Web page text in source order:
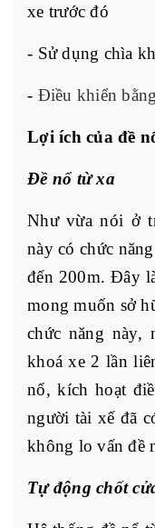
xe trước đó
- Sử dụng chìa
- Điều khiển
Lợi ích của đề
Đề nổ từ xa
Như vừa nói ở
này có chức
đến 200m. Đây
mong muốn sở
chức năng này,
khoá xe 2 lần
nổ, kích hoạt
người tài xế đã
không lo vấn đề
Tự động chốt